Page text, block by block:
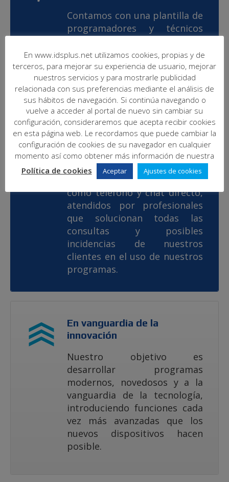
Contamos con una plantilla de
programadores y técnicos
nos permite atender cualquier
necesidad de nuestros
clientes.
Asistencia técnica
impecable
Disponemos de diversos
canales de comunicación, tales
como teléfono y chat directo,
atendidos por profesionales
que solucionan todas las
consultas y posibles
incidencias de nuestros
clientes en el uso de nuestros
programas.
En vanguardia de la
innovación
Nuestro objetivo es
desarrollar programas
modernos, novedosos y a la
vanguardia de la tecnología,
introduciendo funciones cada
vez más avanzadas que los
nuevos dispositivos hacen
posible.
En www.idsplus.net utilizamos cookies, propias y de
terceros, para mejorar su experiencia de usuario, mejorar
nuestros servicios y para mostrarle publicidad
relacionada con sus preferencias mediante el análisis de
sus hábitos de navegación. Si continúa navegando o
vuelve a acceder al portal de nuevo sin cambiar su
configuración, consideraremos que acepta recibir cookies
en esta página web. Le recordamos que puede cambiar la
configuración de cookies de su navegador en cualquier
momento así como obtener más información de nuestra
Política de cookies
Aceptar Ajustes de cookies